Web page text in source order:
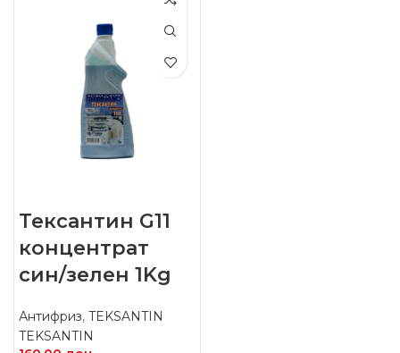
Тексантин G11
концентрат
син/зелен 1Kg
Антифриз, TEKSANTIN
TEKSANTIN